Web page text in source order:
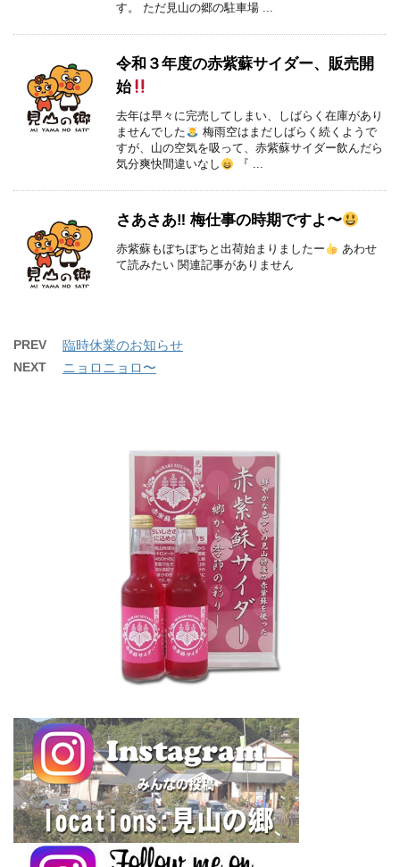
す。 ただ見山の郷の駐車場 ...
令和３年度の赤紫蘇サイダー、販売開
始
去年は早々に完売してしまい、しばらく在庫があり
ませんでした
梅雨空はまだしばらく続くようで
すが、山の空気を吸って、赤紫蘇サイダー飲んだら
気分爽快間違いなし
『 ...
さあさあ‼︎ 梅仕事の時期ですよ〜
赤紫蘇もぼちぼちと出荷始まりましたー
あわせ
て読みたい 関連記事がありません
PREV 臨時休業のお知らせ
NEXT ニョロニョロ〜